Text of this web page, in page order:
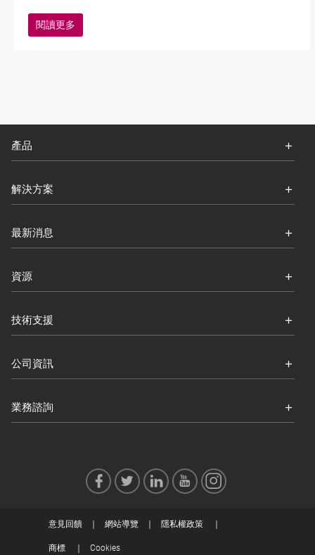
閱讀更多
產品
解決方案
最新消息
資源
技術支援
公司資訊
業務諮詢
意見回饋 網站導覽 隱私權政策
商標 Cookies